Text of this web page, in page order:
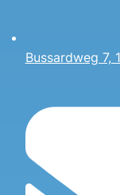
Bussardweg 7,